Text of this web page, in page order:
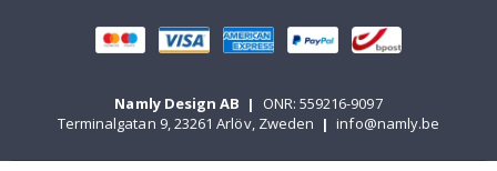
Namly Design AB |
ONR: 559216-9097
Terminalgatan 9, 23261 Arlöv, Zweden | info@namly.be